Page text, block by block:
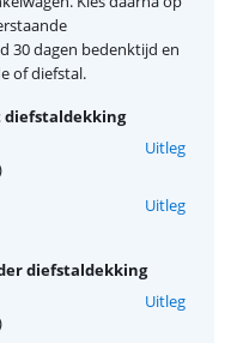
30 dagen bedenktijd en
of diefstal.
diefstaldekking
Uitleg
Uitleg
diefstaldekking
Uitleg